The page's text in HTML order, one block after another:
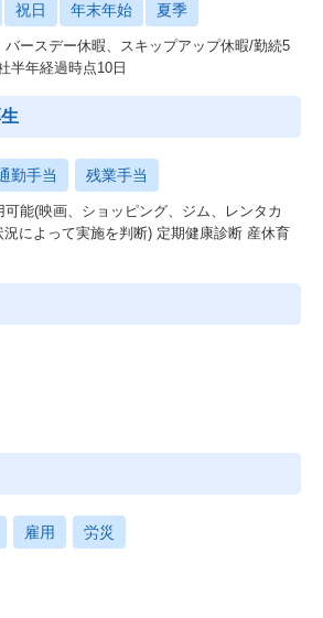
祝日 年末年始 夏季
ースデー休暇、スキップアップ休暇/勤続5
半年経過時点10⽇
勤手当 残業手当
能(映画、ショッピング、ジム、レンタカ
によって実施を判断) 定期健康診断 産休育
雇用 労災